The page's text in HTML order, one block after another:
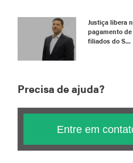
Justiça libera
pagamento
filiados do S...
Precisa de ajuda?
Entre em